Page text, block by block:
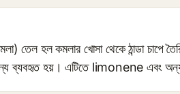
হল কমলার খোসা থেকে ঠান্ডা চাপে
জন্য ব্যবহৃত হয়। এটিতে limonene এবং